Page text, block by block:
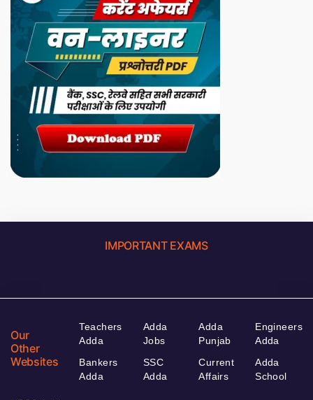
IMPORTANT EXAMS
Our
Other
Websites
Teachers
Adda
Bankers
Adda
Adda
Jobs
SSC
Adda
Adda
Punjab
Current
Affairs
Engineers
Adda
Adda
School